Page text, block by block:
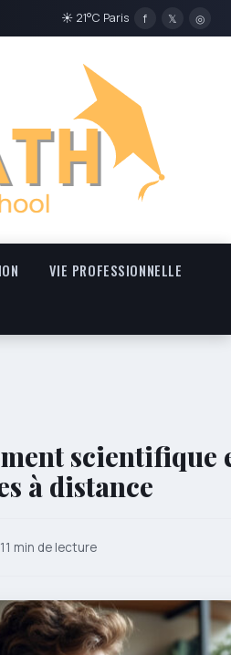
☀ 21°C Paris f 𝕏 ◎
VIE PROFESSIONNELLE
scientifique
à distance
11 min de lecture